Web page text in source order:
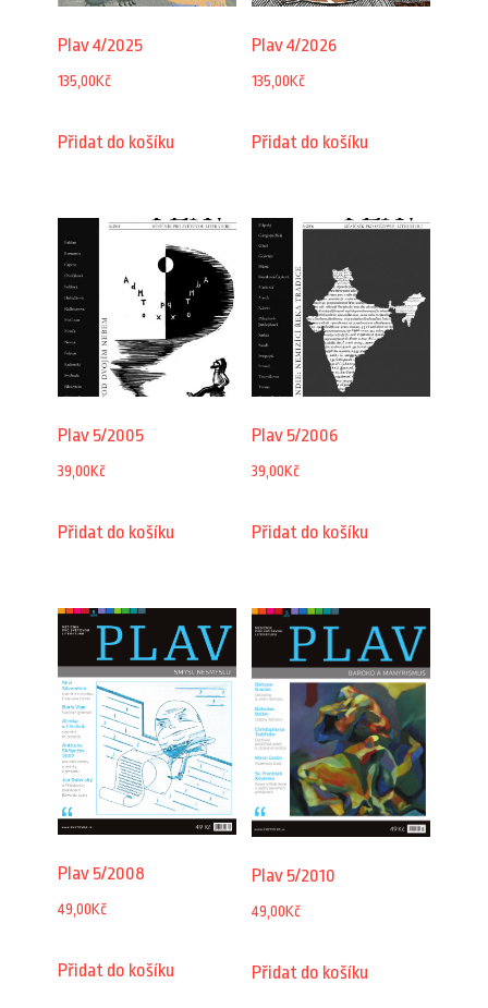
Plav 4/2025
135,00Kč
Přidat do košíku
Plav 4/2026
135,00Kč
Přidat do košíku
Plav 5/2005
39,00Kč
Přidat do košíku
Plav 5/2006
39,00Kč
Přidat do košíku
Plav 5/2008
49,00Kč
Přidat do košíku
Plav 5/2010
49,00Kč
Přidat do košíku